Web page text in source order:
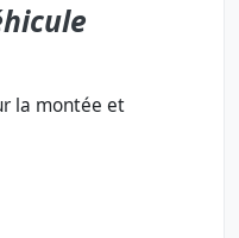
la montée et